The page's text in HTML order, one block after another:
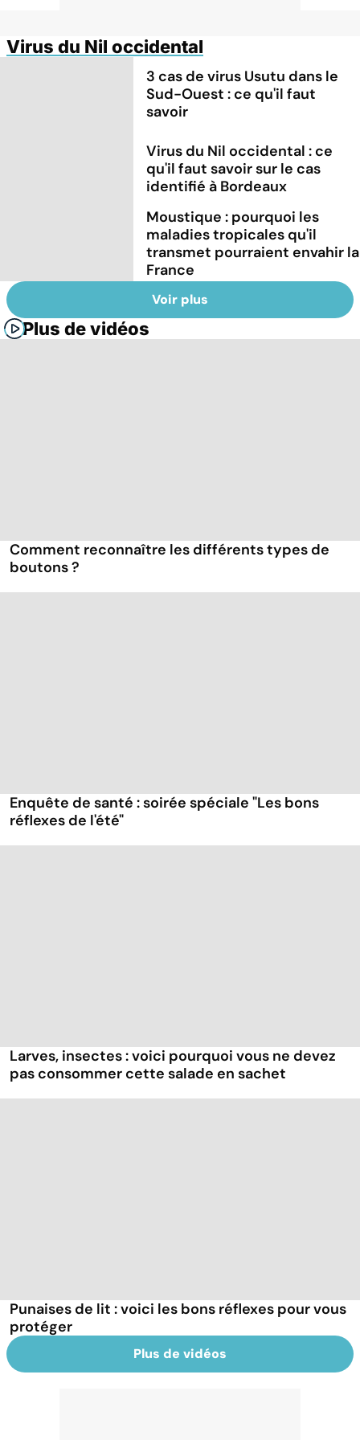
Virus du Nil occidental
3 cas de virus Usutu dans le
Sud-Ouest : ce qu'il faut
savoir
Virus du Nil occidental : ce
qu'il faut savoir sur le cas
identifié à Bordeaux
Moustique : pourquoi les
maladies tropicales qu'il
transmet pourraient envahir la
France
Voir plus
Plus de vidéos
Comment reconnaître les différents types de
boutons ?
Enquête de santé : soirée spéciale "Les bons
réflexes de l'été"
Larves, insectes : voici pourquoi vous ne devez
pas consommer cette salade en sachet
Punaises de lit : voici les bons réflexes pour vous
protéger
Plus de vidéos